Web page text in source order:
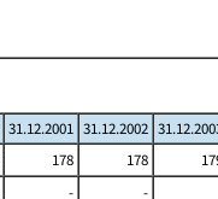
31.12.2001 31.12.2002
178 178
-
-